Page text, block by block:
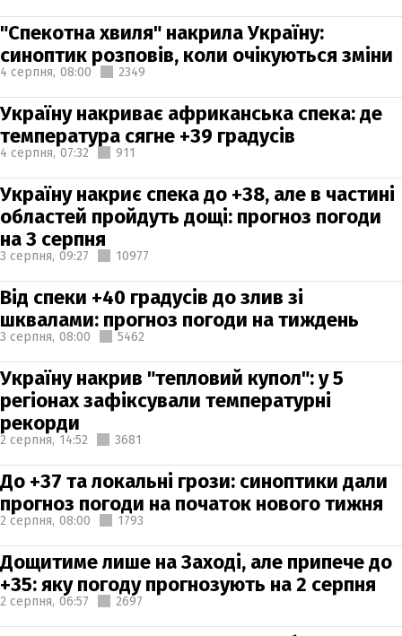
"Спекотна хвиля" накрила Україну:
синоптик розповів, коли очікуються зміни
4 серпня, 08:00 2349
Україну накриває африканська спека: де
температура сягне +39 градусів
4 серпня, 07:32 911
Україну накриє спека до +38, але в частині
областей пройдуть дощі: прогноз погоди
на 3 серпня
3 серпня, 09:27 10977
Від спеки +40 градусів до злив зі
шквалами: прогноз погоди на тиждень
3 серпня, 08:00 5462
Україну накрив "тепловий купол": у 5
регіонах зафіксували температурні
рекорди
2 серпня, 14:52 3681
До +37 та локальні грози: синоптики дали
прогноз погоди на початок нового тижня
2 серпня, 08:00 1793
Дощитиме лише на Заході, але припече до
+35: яку погоду прогнозують на 2 серпня
2 серпня, 06:57 2697